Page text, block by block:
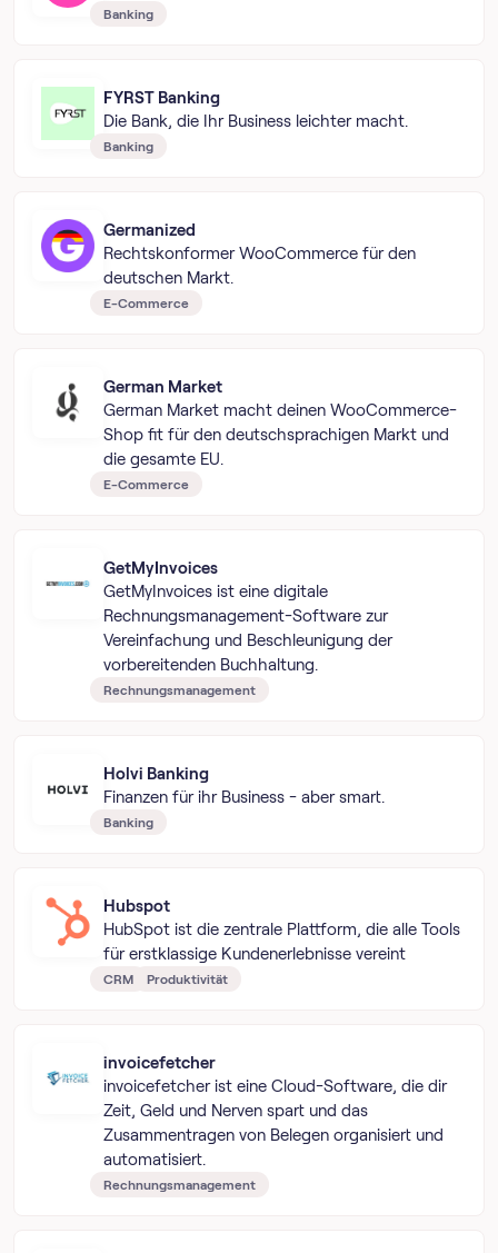
Banking
FYRST Banking
Die Bank, die Ihr Business leichter macht.
Banking
Germanized
Rechtskonformer WooCommerce für den
deutschen Markt.
E-Commerce
German Market
German Market macht deinen WooCommerce-
Shop fit für den deutschsprachigen Markt und
die gesamte EU.
E-Commerce
GetMyInvoices
GetMyInvoices ist eine digitale
Rechnungsmanagement-Software zur
Vereinfachung und Beschleunigung der
vorbereitenden Buchhaltung.
Rechnungsmanagement
Holvi Banking
Finanzen für ihr Business - aber smart.
Banking
Hubspot
HubSpot ist die zentrale Plattform, die alle Tools
für erstklassige Kundenerlebnisse vereint
CRM Produktivität
invoicefetcher
invoicefetcher ist eine Cloud-Software, die dir
Zeit, Geld und Nerven spart und das
Zusammentragen von Belegen organisiert und
automatisiert.
Rechnungsmanagement